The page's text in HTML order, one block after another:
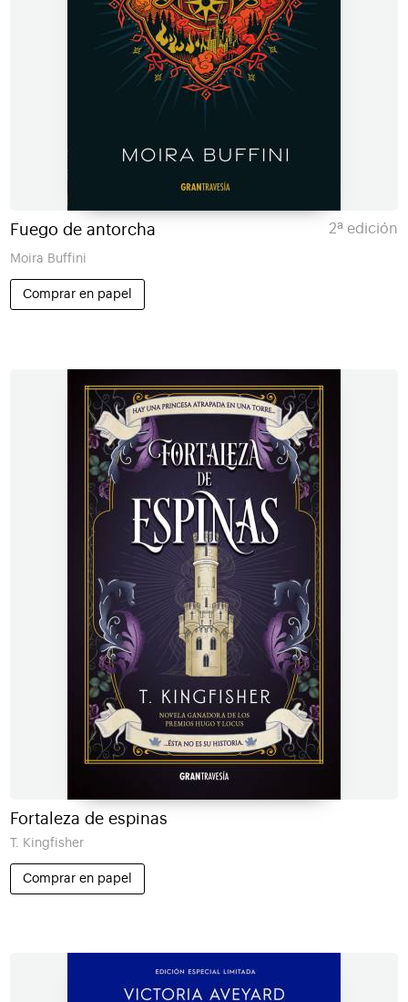
Fuego de antorcha 2ª edición
Moira Buffini
Comprar en papel
Fortaleza de espinas
T. Kingfisher
Comprar en papel